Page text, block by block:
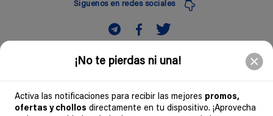
¡No te pierdas ni una!
Activa las notificaciones para recibir las mejores promos,
ofertas y chollos directamente en tu dispositivo. ¡Aprovecha
Siguenos en redes sociales
Suscribir